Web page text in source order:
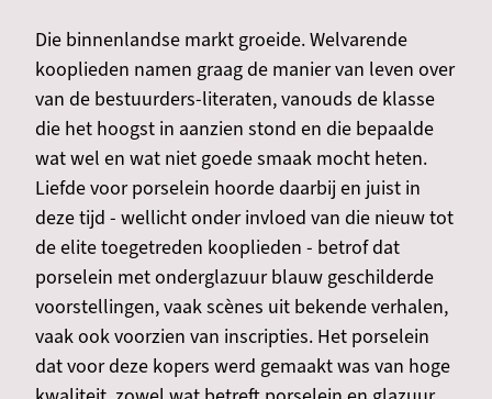
Die binnenlandse markt groeide. Welvarende
kooplieden namen graag de manier van leven over
van de bestuurders-literaten, vanouds de klasse
die het hoogst in aanzien stond en die bepaalde
wat wel en wat niet goede smaak mocht heten.
Liefde voor porselein hoorde daarbij en juist in
deze tijd - wellicht onder invloed van die nieuw tot
de elite toegetreden kooplieden - betrof dat
porselein met onderglazuur blauw geschilderde
voorstellingen, vaak scènes uit bekende verhalen,
vaak ook voorzien van inscripties. Het porselein
dat voor deze kopers werd gemaakt was van hoge